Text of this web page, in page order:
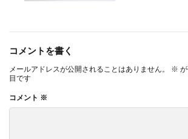
コメントを書く
メールアドレスが公開されることはありません。 ※
目です
コメント ※